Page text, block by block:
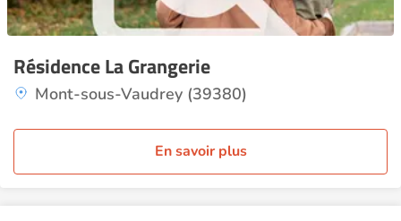
Résidence La Grangerie
Mont-sous-Vaudrey (39380)
En savoir plus